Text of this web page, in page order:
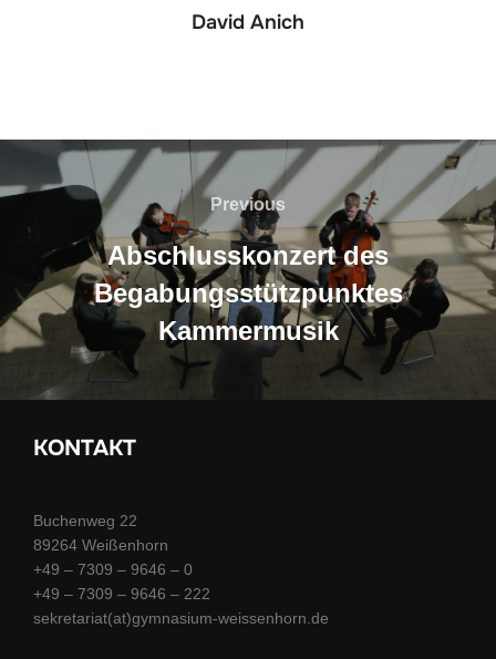
David Anich
Beitragsnavigation
Previous
Previous
Abschlusskonzert des
Begabungsstützpunktes
Kammermusik
KONTAKT
Buchenweg 22
89264 Weißenhorn
+49 – 7309 – 9646 – 0
+49 – 7309 – 9646 – 222
sekretariat(at)gymnasium-weissenhorn.de